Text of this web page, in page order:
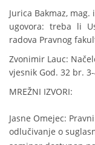
Jurica Bakmaz,
ugovora: treba li
radova Pravnog
Zvonimir Lauc:
vjesnik God. 32 br.
MREŽNI IZVORI:
Jasne Omejec:
odlučivanje o